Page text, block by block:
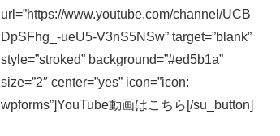
url=”https://www.youtube.com/channel/UCB
DpSFhg_-ueU5-V3nS5NSw” target=”blank”
style=”stroked” background=”#ed5b1a”
size=”2″ center=”yes” icon=”icon:
wpforms”]YouTube動画はこちら[/su_button]